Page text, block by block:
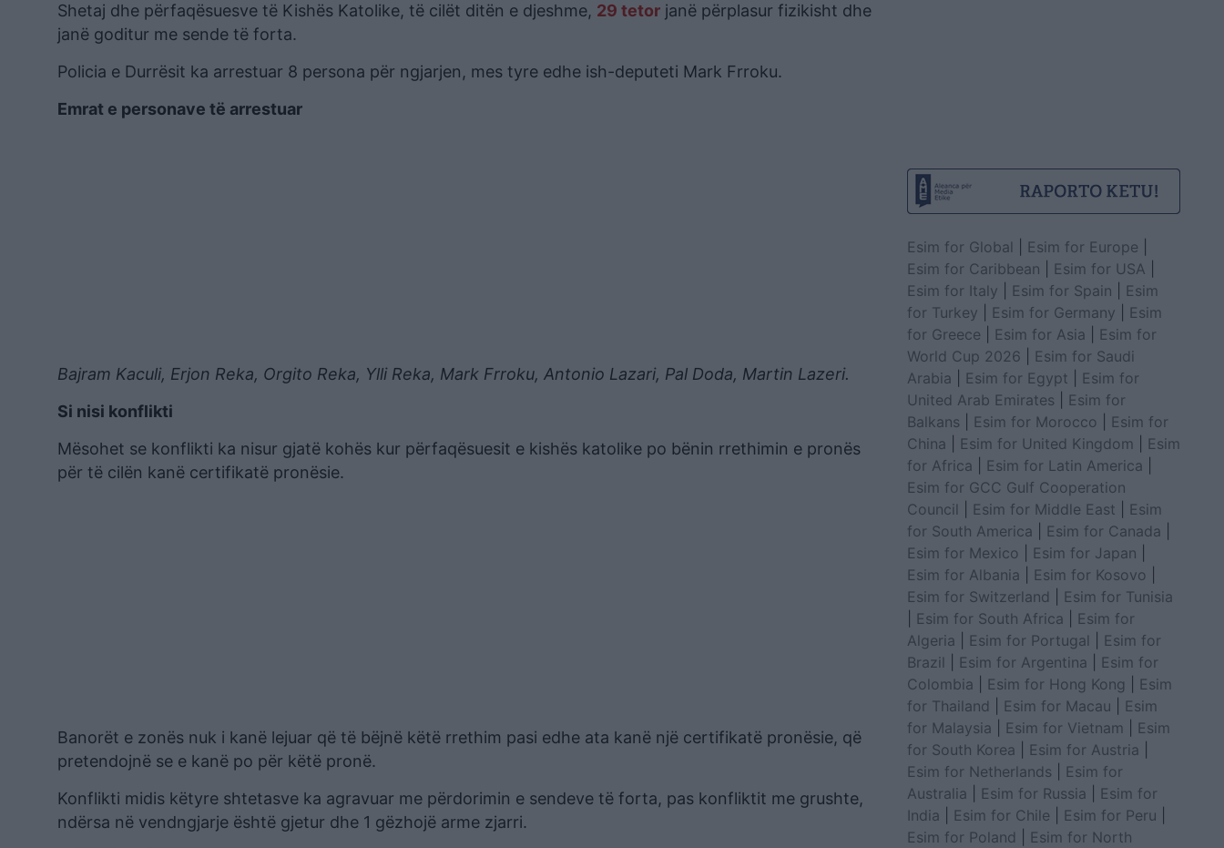
Shetaj dhe përfaqësuesve të Kishës Katolike, të cilët ditën e djeshme, 29 tetor janë përplasur fizikisht dhe
janë goditur me sende të forta.
Policia e Durrësit ka arrestuar 8 persona për ngjarjen, mes tyre edhe ish-deputeti Mark Frroku.
Emrat e personave të arrestuar
Bajram Kaculi, Erjon Reka, Orgito Reka, Ylli Reka, Mark Frroku, Antonio Lazari, Pal Doda, Martin Lazeri.
Si nisi konflikti
Mësohet se konflikti ka nisur gjatë kohës kur përfaqësuesit e kishës katolike po bënin rrethimin e pronës
për të cilën kanë certifikatë pronësie.
Banorët e zonës nuk i kanë lejuar që të bëjnë këtë rrethim pasi edhe ata kanë një certifikatë pronësie, që
pretendojnë se e kanë po për këtë pronë.
Konflikti midis këtyre shtetasve ka agravuar me përdorimin e sendeve të forta, pas konfliktit me grushte,
ndërsa në vendngjarje është gjetur dhe 1 gëzhojë arme zjarri.
Esim for Global Esim for Europe
Esim for Caribbean
Esim for USA
Esim for Italy
Esim for Spain
Esim
for Turkey
Esim for Germany
Esim
for Greece
Esim for Asia
Esim for
World Cup 2026
Esim for Saudi
Arabia
Esim for Egypt
Esim for
United Arab Emirates
Esim for
Balkans
Esim for Morocco
Esim for
China
Esim for United Kingdom
Esim
for Africa
Esim for Latin America
Esim for GCC Gulf Cooperation
Council
Esim for Middle East
Esim
for South America
Esim for Canada
Esim for Mexico
Esim for Japan
Esim for Albania
Esim for Kosovo
Esim for Switzerland
Esim for Tunisia
Esim for South Africa
Esim for
Algeria
Esim for Portugal
Esim for
Brazil
Esim for Argentina
Esim for
Colombia
Esim for Hong Kong
Esim
for Thailand
Esim for Macau
Esim
for Malaysia
Esim for Vietnam
Esim
for South Korea
Esim for Austria
Esim for Netherlands
Esim for
Australia
Esim for Russia
Esim for
India
Esim for Chile Esim for Peru
Esim for Poland
Esim for North